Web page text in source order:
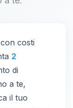
con costi
2
di
a te,
il tuo